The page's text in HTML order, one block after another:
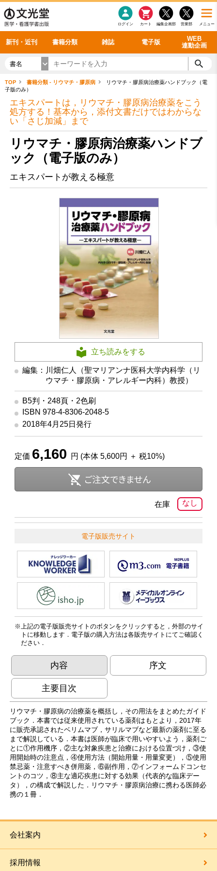
メニュー
営業部
編集企画部
カート
ログイン
新刊・近刊 書籍分類 雑誌 電子版
WEB
連動企画
感染症 老年医学
看護・介護
呼吸器
循環器
シリーズ一覧
雑誌投稿規定
理学療法
雑誌案内・年間購読 最新号 バックナンバー
電子書籍
電子雑誌
書籍「データに基づく臨床動作分析」WEB動画
書籍「眼手術学」WEB動画
書籍「神経症候学 II 改訂第二版」 WEB動画
新刊一覧
今後の発行予定
書名
TOP 書籍分類 - リウマチ・膠原病
リウマチ・膠原病治療薬ハンドブック（電
子版のみ）
エキスパートは，リウマチ・膠原病治療薬をこう
処方する！基本から，添付文書だけではわからな
い「さじ加減」まで
リウマチ・膠原病治療薬ハンドブ
ック（電子版のみ）
エキスパートが教える極意
立ち読みをする
編集：川畑仁人（聖マリアンナ医科大学内科学（リ
ウマチ・膠原病・アレルギー内科）教授）
B5判・248頁・2色刷
ISBN 978-4-8306-2048-5
2018年4月25日発行
定価 6,160 円 (本体 5,600円 ＋ 税10%)
なし
在庫
電子版販売サイト
上記の電子版販売サイトのボタンをクリックすると，外部のサイ
トに移動します．電子版の購入方法は各販売サイトにてご確認く
ださい．
内容 序文
主要目次
リウマチ・膠原病の治療薬を概括し，その用法をまとめたガイド
ブック．本書では従来使用されている薬剤はもとより，2017年
に販売承認されたベリムマブ，サリルマブなど最新の薬剤に至る
まで解説している．本書は医師が臨床で用いやすいよう，薬剤ご
とに①作用機序，②主な対象疾患と治療における位置づけ，③使
用開始時の注意点，④使用方法（開始用量・用量変更），⑤使用
禁忌薬・注意すべき併用薬，⑥副作用，⑦インフォームドコンセ
ントのコツ，⑧主な適応疾患に対する効果（代表的な臨床デー
タ），の構成で解説した．リウマチ・膠原病治療に携わる医師必
携の１冊．
会社案内
採用情報